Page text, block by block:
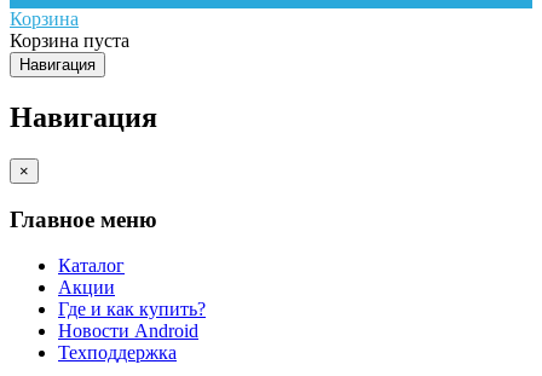
Корзина
Корзина пуста
Навигация
Навигация
×
Главное меню
Каталог
Акции
Где и как купить?
Новости Android
Техподдержка